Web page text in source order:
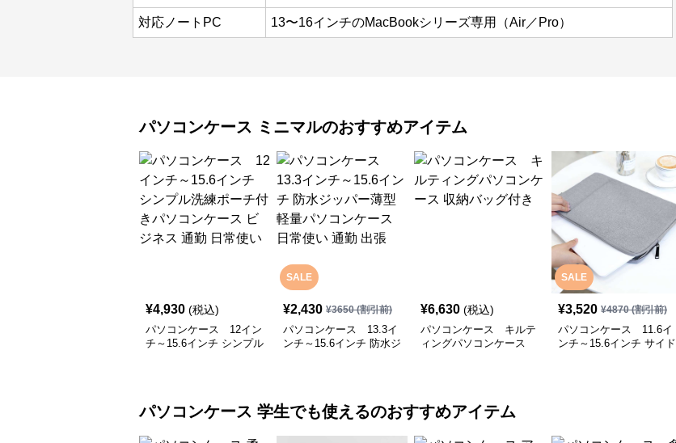
対応ノートPC 13〜16インチのMacBookシリーズ専用（Air／Pro）
パソコンケース ミニマルのおすすめアイテム
¥4,930 (税込)
パソコンケース 12イン
チ～15.6インチ シンプル
SALE
¥2,430 ¥3650(割引前)
パソコンケース 13.3イ
ンチ～15.6インチ 防水ジ
¥6,630 (税込)
パソコンケース キルテ
ィングパソコンケース
SALE
¥3,520 ¥4870(割引前)
パソコンケース 11.6イ
ンチ～15.6インチ サイド
パソコンケース 学生でも使えるのおすすめアイテム